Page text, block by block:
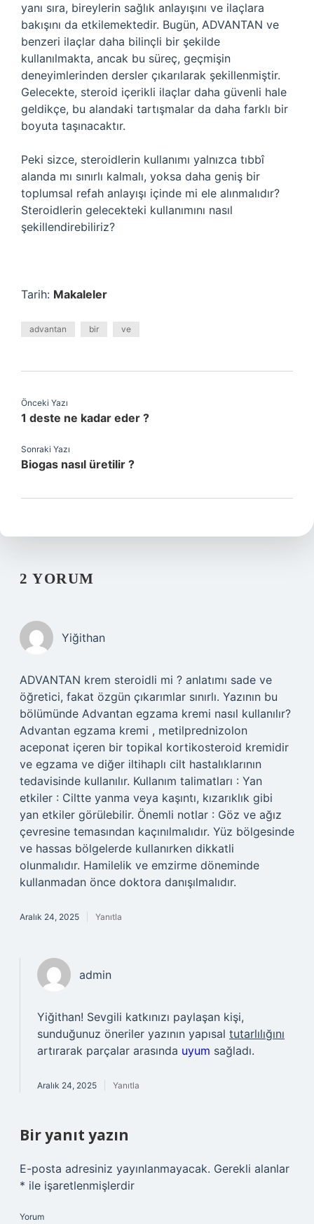
yanı sıra, bireylerin sağlık anlayışını ve ilaçlara
bakışını da etkilemektedir. Bugün, ADVANTAN ve
benzeri ilaçlar daha bilinçli bir şekilde
kullanılmakta, ancak bu süreç, geçmişin
deneyimlerinden dersler çıkarılarak şekillenmiştir.
Gelecekte, steroid içerikli ilaçlar daha güvenli hale
geldikçe, bu alandaki tartışmalar da daha farklı bir
boyuta taşınacaktır.
Peki sizce, steroidlerin kullanımı yalnızca tıbbî
alanda mı sınırlı kalmalı, yoksa daha geniş bir
toplumsal refah anlayışı içinde mi ele alınmalıdır?
Steroidlerin gelecekteki kullanımını nasıl
şekillendirebiliriz?
Tarih: Makaleler
advantan bir ve
Önceki Yazı
1 deste ne kadar eder ?
Sonraki Yazı
Biogas nasıl üretilir ?
2 YORUM
Yiğithan
ADVANTAN krem steroidli mi ? anlatımı sade ve
öğretici, fakat özgün çıkarımlar sınırlı. Yazının bu
bölümünde Advantan egzama kremi nasıl kullanılır?
Advantan egzama kremi , metilprednizolon
aceponat içeren bir topikal kortikosteroid kremidir
ve egzama ve diğer iltihaplı cilt hastalıklarının
tedavisinde kullanılır. Kullanım talimatları : Yan
etkiler : Ciltte yanma veya kaşıntı, kızarıklık gibi
yan etkiler görülebilir. Önemli notlar : Göz ve ağız
çevresine temasından kaçınılmalıdır. Yüz bölgesinde
ve hassas bölgelerde kullanırken dikkatli
olunmalıdır. Hamilelik ve emzirme döneminde
kullanmadan önce doktora danışılmalıdır.
Aralık 24, 2025 Yanıtla
admin
Yiğithan! Sevgili katkınızı paylaşan kişi,
sunduğunuz öneriler yazının yapısal tutarlılığını
artırarak parçalar arasında uyum sağladı.
Aralık 24, 2025 Yanıtla
Bir yanıt yazın
E-posta adresiniz yayınlanmayacak. Gerekli alanlar
* ile işaretlenmişlerdir
Yorum